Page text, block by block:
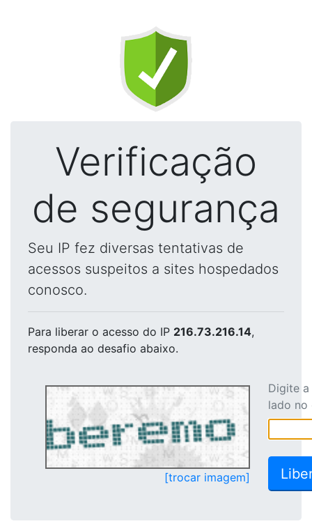
Verificação
de segurança
Seu IP fez diversas tentativas de
acessos suspeitos a sites hospedados
conosco.
Para liberar o acesso do IP 216.73.216.14,
responda ao desafio abaixo.
[trocar imagem]
Digite
lado no